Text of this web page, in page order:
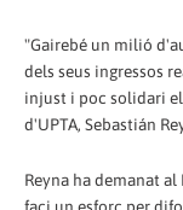
"Gairebé un milió
dels seus ingressos
injust i poc solidari
d'UPTA, Sebastián
Reyna ha demanat
faci un esforç per